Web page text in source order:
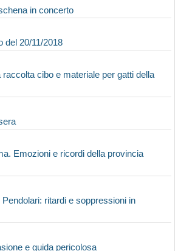
in concerto
del 20/11/2018
cibo e materiale per gatti della
Emozioni e ricordi della provincia
ritardi e soppressioni in
e guida pericolosa